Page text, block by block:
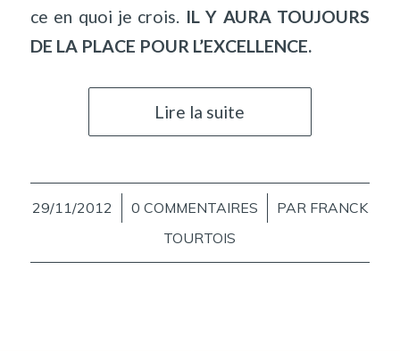
ce en quoi je crois. IL Y AURA TOUJOURS
DE LA PLACE POUR L’EXCELLENCE.
Lire la suite
29/11/2012
/ 0 COMMENTAIRES
/ PAR FRANCK
TOURTOIS